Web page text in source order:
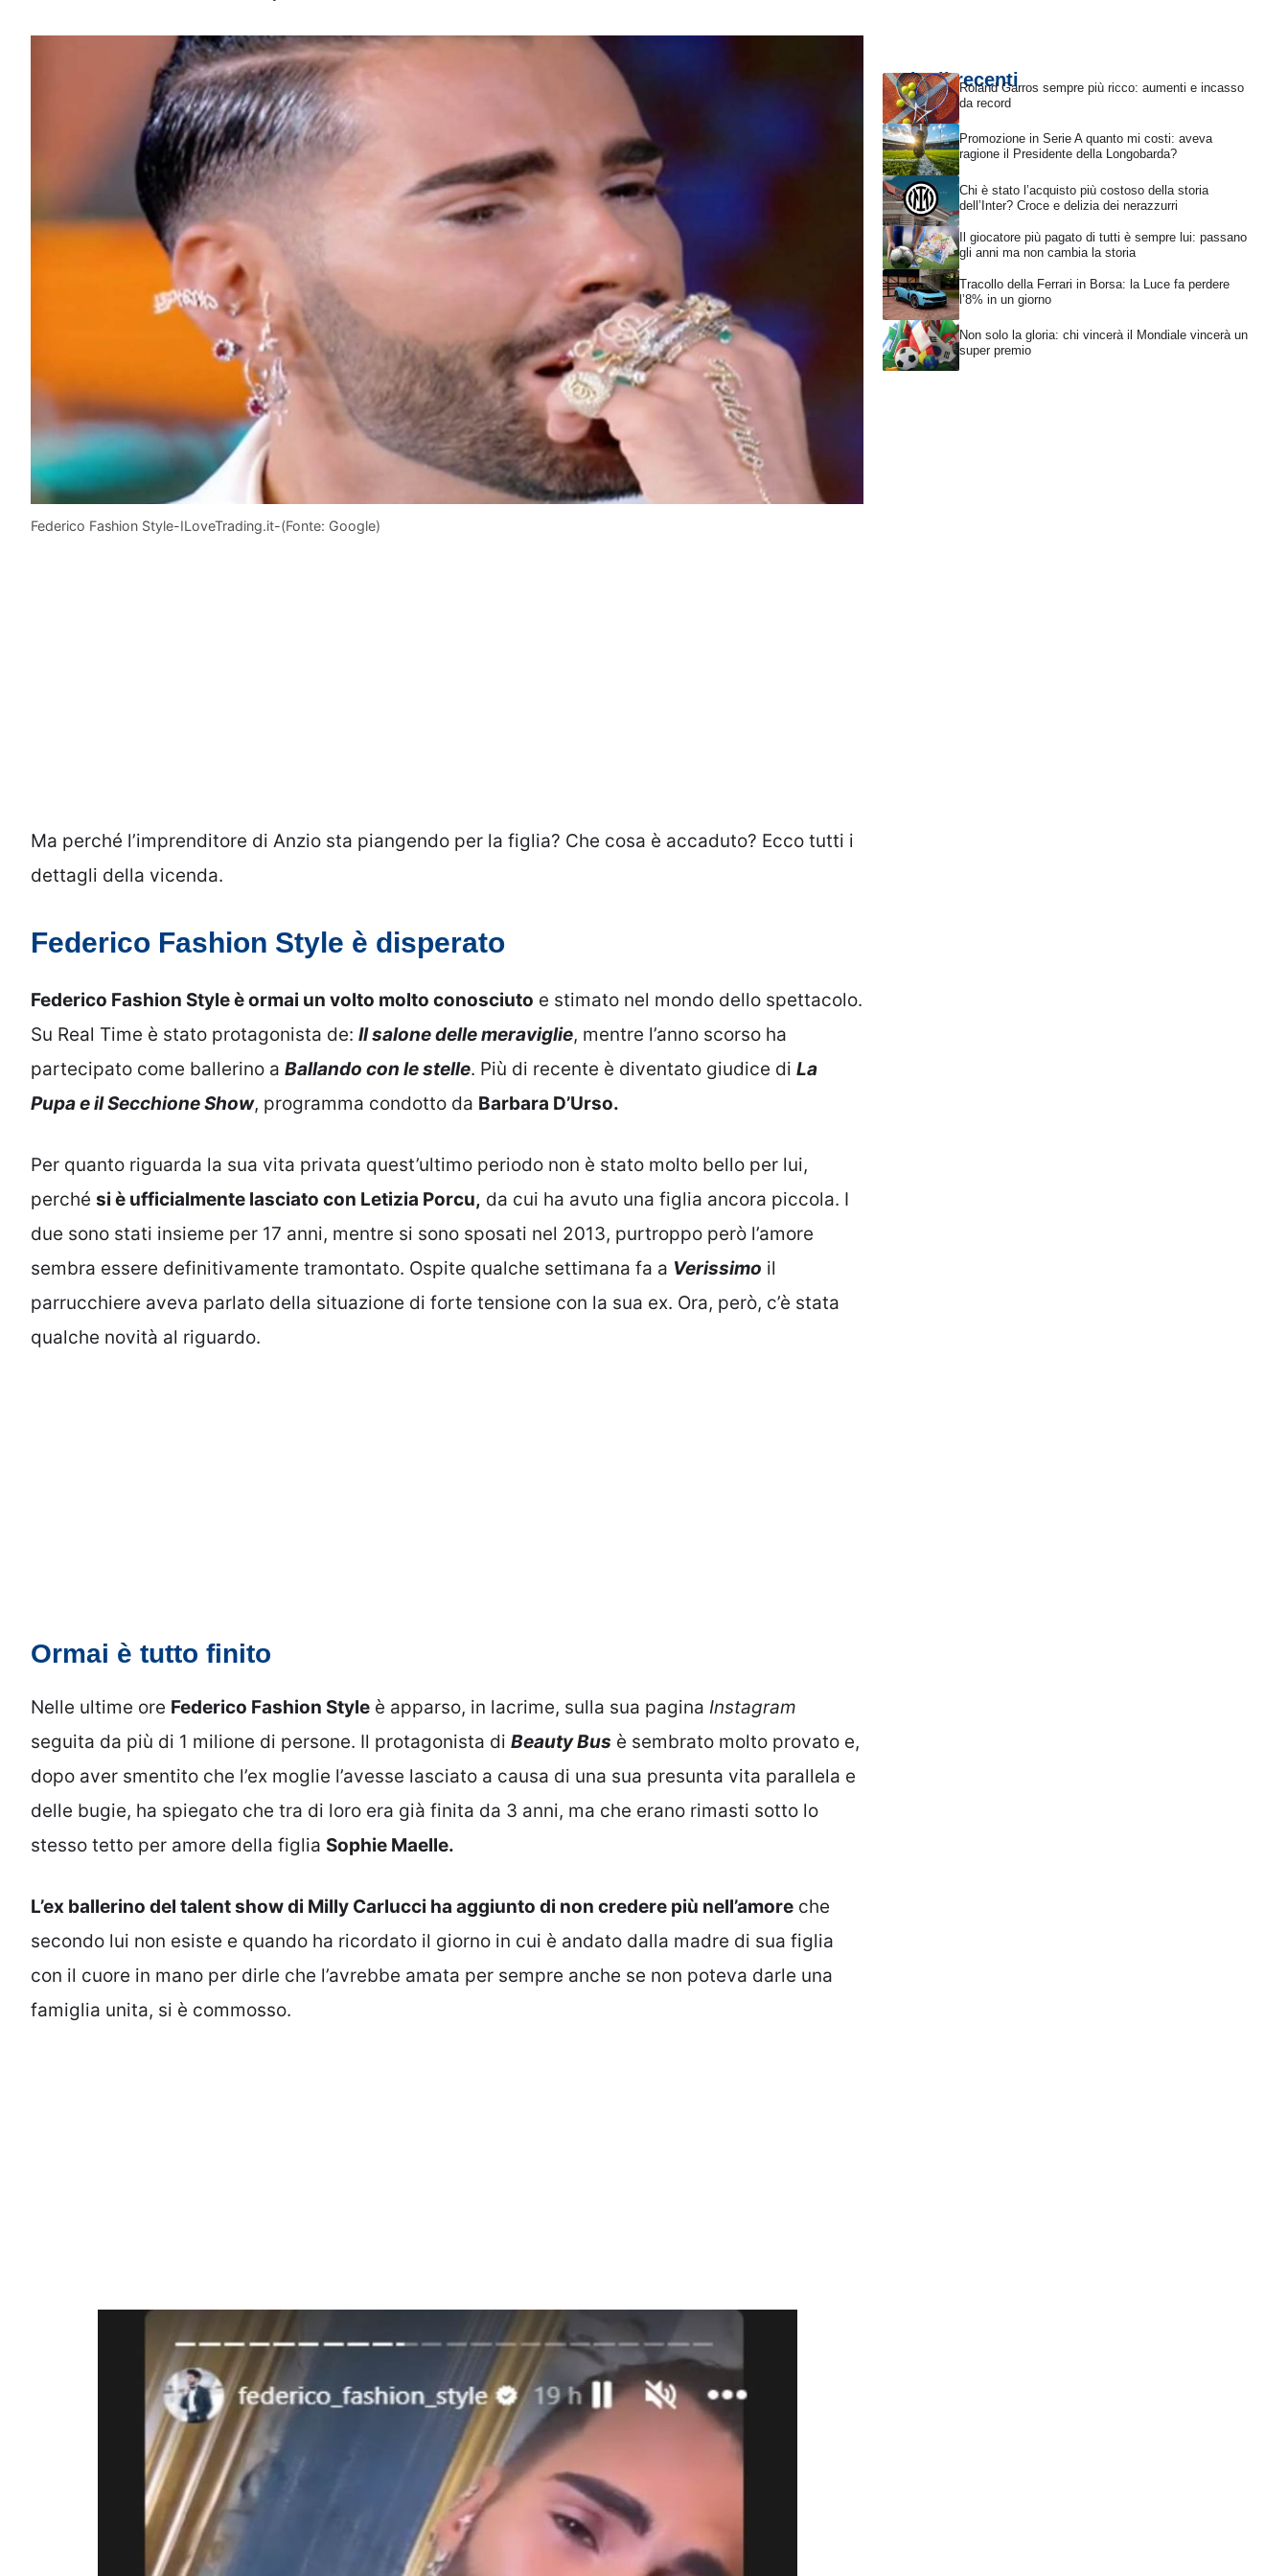
Federico Fashion Style-ILoveTrading.it-(Fonte: Google)
Ma perché l’imprenditore di Anzio sta piangendo per la figlia? Che cosa è accaduto? Ecco tutti i
dettagli della vicenda.
Federico Fashion Style è disperato
Federico Fashion Style è ormai un volto molto conosciuto e stimato nel mondo dello spettacolo.
Su Real Time è stato protagonista de: Il salone delle meraviglie, mentre l’anno scorso ha
partecipato come ballerino a Ballando con le stelle. Più di recente è diventato giudice di La
Pupa e il Secchione Show, programma condotto da Barbara D’Urso.
Per quanto riguarda la sua vita privata quest’ultimo periodo non è stato molto bello per lui,
perché si è ufficialmente lasciato con Letizia Porcu, da cui ha avuto una figlia ancora piccola. I
due sono stati insieme per 17 anni, mentre si sono sposati nel 2013, purtroppo però l’amore
sembra essere definitivamente tramontato. Ospite qualche settimana fa a Verissimo il
parrucchiere aveva parlato della situazione di forte tensione con la sua ex. Ora, però, c’è stata
qualche novità al riguardo.
Ormai è tutto finito
Nelle ultime ore Federico Fashion Style è apparso, in lacrime, sulla sua pagina Instagram
seguita da più di 1 milione di persone. Il protagonista di Beauty Bus è sembrato molto provato e,
dopo aver smentito che l’ex moglie l’avesse lasciato a causa di una sua presunta vita parallela e
delle bugie, ha spiegato che tra di loro era già finita da 3 anni, ma che erano rimasti sotto lo
stesso tetto per amore della figlia Sophie Maelle.
L’ex ballerino del talent show di Milly Carlucci ha aggiunto di non credere più nell’amore che
secondo lui non esiste e quando ha ricordato il giorno in cui è andato dalla madre di sua figlia
con il cuore in mano per dirle che l’avrebbe amata per sempre anche se non poteva darle una
famiglia unita, si è commosso.
Articoli recentiRoland Garros sempre più ricco: aumenti e incasso
da record
Promozione in Serie A quanto mi costi: aveva
ragione il Presidente della Longobarda?
Chi è stato l’acquisto più costoso della storia
dell’Inter? Croce e delizia dei nerazzurri
Il giocatore più pagato di tutti è sempre lui: passano
gli anni ma non cambia la storia
Tracollo della Ferrari in Borsa: la Luce fa perdere
l’8% in un giorno
Non solo la gloria: chi vincerà il Mondiale vincerà un
super premio